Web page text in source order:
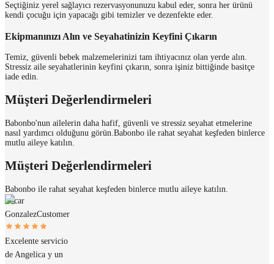
Seçtiğiniz yerel sağlayıcı rezervasyonunuzu kabul eder, sonra her ürünü
kendi çocuğu için yapacağı gibi temizler ve dezenfekte eder.
Ekipmanınızı Alın ve Seyahatinizin Keyfini Çıkarın
Temiz, güvenli bebek malzemelerinizi tam ihtiyacınız olan yerde alın.
Stressiz aile seyahatlerinin keyfini çıkarın, sonra işiniz bittiğinde basitçe
iade edin.
Müşteri Değerlendirmeleri
Babonbo'nun ailelerin daha hafif, güvenli ve stressiz seyahat etmelerine
nasıl yardımcı olduğunu görün. Babonbo ile rahat seyahat keşfeden binlerce
mutlu aileye katılın.
Müşteri Değerlendirmeleri
Babonbo ile rahat seyahat keşfeden binlerce mutlu aileye katılın.
Oscar
GonzalezCustomer
Excelente servicio
de Angelica y un